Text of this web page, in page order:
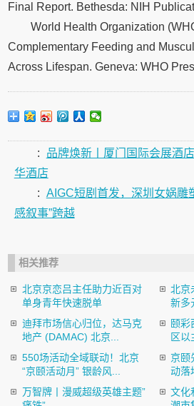
Final Report. Bethesda: NIH
World Health Organization
Complementary Feeding and
Across Lifespan. Geneva: WHO
:
品牌焕新丨厦门国际会展酒
华酒店
: AIGC短剧首发，深圳女娲雕
感叙事”跨越
相关推荐
北京京恋吕主任助力近百对
单身青年快速脱单
北京
新多
迪拜市场信心归位，达马克
地产 (DAMAC) 北京...
颐
区以
550场活动全域联动！北京
“京颐活动月” 银龄风...
京颐
动落
万智牌丨漫威超级英雄主题”
文化